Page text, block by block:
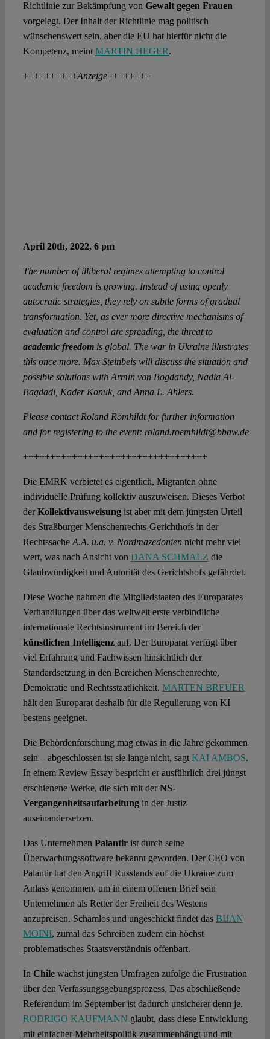
Richtlinie zur Bekämpfung von Gewalt gegen Frauen
vorgelegt. Der Inhalt der Richtlinie mag politisch
wünschenswert sein, aber die EU hat hierfür nicht die
Kompetenz, meint MARTIN HEGER.
++++++++++Anzeige++++++++
April 20th, 2022, 6 pm
The number of illiberal regimes attempting to control
academic freedom is growing. Instead of using openly
autocratic strategies, they rely on subtle forms of gradual
transformation. Yet, as ever more directive mechanisms of
evaluation and control are spreading, the threat to
academic freedomis global. The war in Ukraine illustrates
this once more. Max Steinbeis will discuss the situation and
possible solutions with Armin von Bogdandy, Nadia Al-
Bagdadi, Kader Konuk, and Anna L. Ahlers.
Please contact Roland Römhildt for further information
and for registering to the event: roland.roemhildt@bbaw.de
++++++++++++++++++++++++++++++++++
Die EMRK verbietet es eigentlich, Migranten ohne
individuelle Prüfung kollektiv auszuweisen. Dieses Verbot
derKollektivausweisungist aber mit dem jüngsten Urteil
des Straßburger Menschenrechts-Gerichthofs in der
Rechtssache A.A. u.a. v. Nordmazedonien nicht mehr viel
wert, was nach Ansicht von DANA SCHMALZ die
Glaubwürdigkeit und Autorität des Gerichtshofs gefährdet.
Diese Woche nahmen die Mitgliedstaaten des Europarates
Verhandlungen über das weltweit erste verbindliche
internationale Rechtsinstrument im Bereich der
künstlichen Intelligenzauf. Der Europarat verfügt über
viel Erfahrung und Fachwissen hinsichtlich der
Standardsetzung in den Bereichen Menschenrechte,
Demokratie und Rechtsstaatlichkeit. MARTEN BREUER
hält den Europarat deshalb für die Regulierung von KI
bestens geeignet.
Die Behördenforschung mag etwas in die Jahre gekommen
sein – abgeschlossen ist sie lange nicht, sagt KAI AMBOS.
In einem Review Essay bespricht er ausführlich drei jüngst
erschienene Werke, die sich mit derNS-
Vergangenheitsaufarbeitungin der Justiz
auseinandersetzen.
Das Unternehmen Palantirist durch seine
Überwachungssoftware bekannt geworden. Der CEO von
Palantir hat den Angriff Russlands auf die Ukraine zum
Anlass genommen, um in einem offenen Brief sein
Unternehmen als Retter der Freiheit des Westens
anzupreisen. Schamlos und ungeschickt findet das BIJAN
MOINI, zumal das Schreiben zudem ein höchst
problematisches Staatsverständnis offenbart.
In Chilewächst jüngsten Umfragen zufolge die Frustration
über den Verfassungsgebungsprozess, Das abschließende
Referendum im September ist dadurch unsicherer denn je.
RODRIGO KAUFMANN glaubt, dass diese Entwicklung
mit einfacher Mehrheitspolitik zusammenhängt und mit